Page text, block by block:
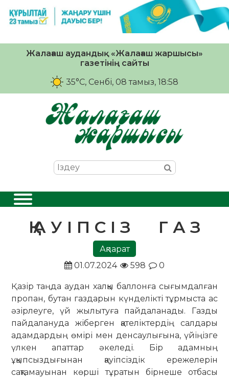
Жалағаш аудандық «Жалағаш жаршысы»
газетінің сайты
35°C, Сенбі, 08 тамыз, 18:58
Қ А У І П С І З Г А З
Ақпарат
01.07.2024
598 0
Қазір таңда аудан халқы баллонға сығымдалған
пропан, бутан газдарын күнделікті тұрмыста ас
әзірлеуге, үй жылытуға пайдаланады. Газды
пайдалануда жіберген қателіктердің салдары
адамдардың өмірі мен денсаулығына, үйіңізге
үлкен апаттар әкеледі. Бір адамның
ұқыпсыздығынан қауіпсіздік ережелерін
сақтамауынан көрші тұратын бірнеше отбасы